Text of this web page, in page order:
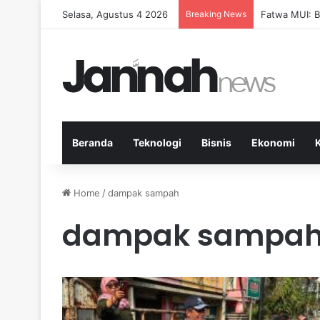
Selasa, Agustus 4 2026 Breaking News Fatwa MUI:
Beranda Teknologi Bisnis Ekonomi
Home /dampak sampah
dampak